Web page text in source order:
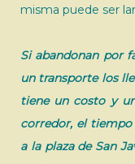
misma puede ser
Si abandonan por
un transporte los
tiene un costo y
corredor, el tiempo
a la plaza de San